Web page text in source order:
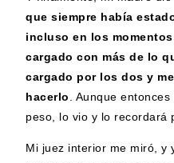
que siempre había
incluso en los
cargado con más de lo
cargado por los dos y
hacerlo
. Aunque
peso, lo vio y lo recordará
Mi juez interior me miró, y